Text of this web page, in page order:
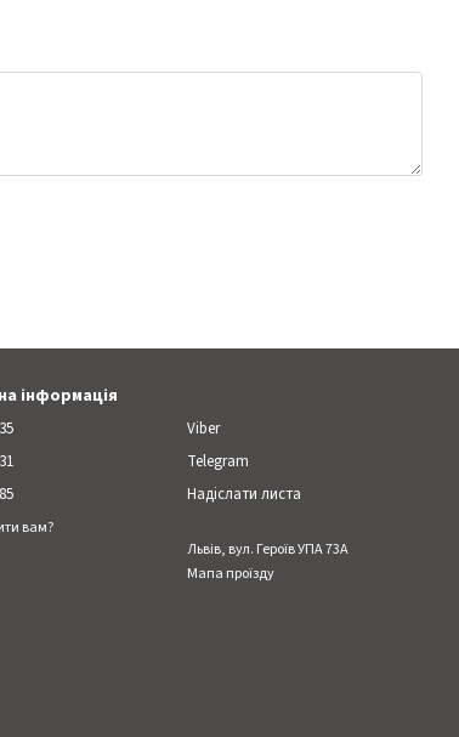
інформація
вам?
Viber
Telegram
Надіслати листа
Львів, вул. Героїв УПА 73А
Мапа проїзду